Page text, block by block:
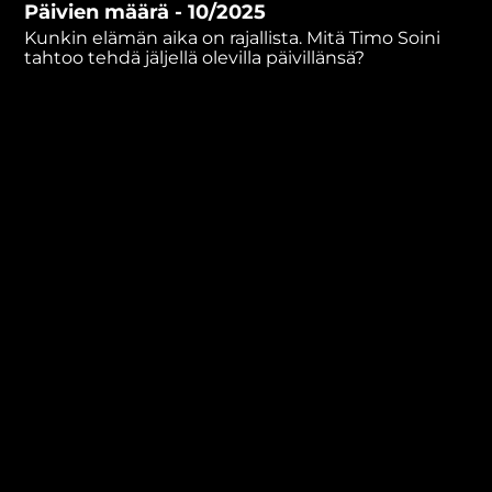
minutes,
25
seconds
Päivien määrä - 10/2025
Kunkin elämän aika on rajallista. Mitä Timo Soini
tahtoo tehdä jäljellä olevilla päivillänsä?